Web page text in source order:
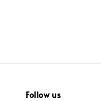
Follow us